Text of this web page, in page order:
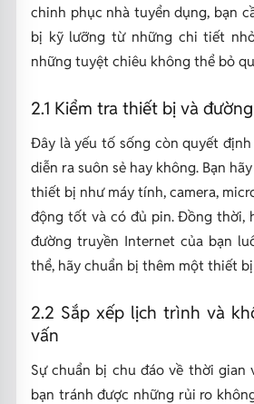
chinh phục nhà tuyển dụng, bạn
bị kỹ lưỡng từ những chi tiết
những tuyệt chiêu không thể bỏ
2.1 Kiểm tra thiết bị và
Đây là yếu tố sống còn quyết
diễn ra suôn sẻ hay không. Bạn
thiết bị như máy tính, camera,
động tốt và có đủ pin. Đồng thời,
đường truyền Internet của bạn
thể, hãy chuẩn bị thêm một thiết
2.2 Sắp xếp lịch trình và
vấn
Sự chuẩn bị chu đáo về thời gian
bạn tránh được những rủi ro